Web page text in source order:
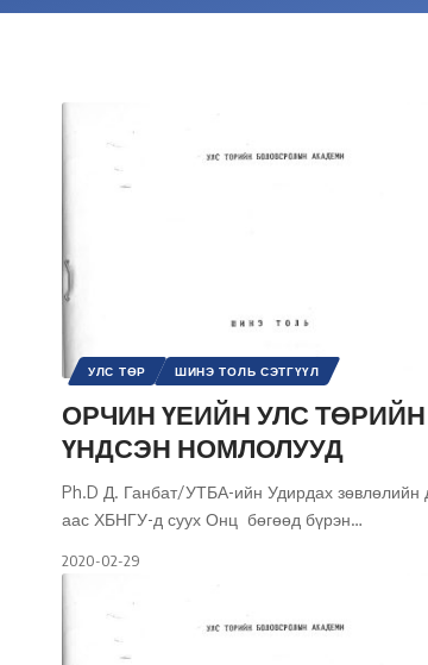
УЛС ТӨР ШИНЭ ТОЛЬ СЭТГҮҮЛ
ОРЧИН ҮЕИЙН УЛС ТӨРИЙН
ҮНДСЭН НОМЛОЛУУД
Ph.D Д. Ганбат/УТБА-ийн Удирдах зөвлөлийн
аас ХБНГУ-д суух Онц бөгөөд бүрэн…
2020-02-29